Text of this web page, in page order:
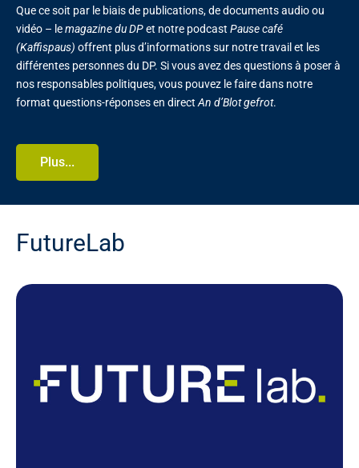
Que ce soit par le biais de publications, de documents audio ou
vidéo – lemagazine du DPet notre podcast Pause café
(Kaffispaus) offrent plus d’informations sur notre travail et les
différentes personnes du DP. Si vous avez des questions à poser à
nos responsables politiques, vous pouvez le faire dans notre
format questions-réponses en direct An d’Blot gefrot.
Plus...
FutureLab